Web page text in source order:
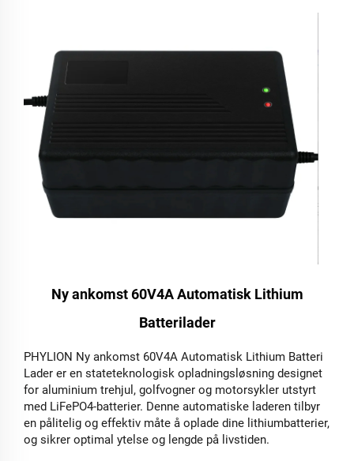
Ny ankomst 60V4A Automatisk Lithium
Batterilader
PHYLION Ny ankomst 60V4A Automatisk Lithium Batteri
Lader er en stateteknologisk opladningsløsning designet
for aluminium trehjul, golfvogner og motorsykler utstyrt
med LiFePO4-batterier. Denne automatiske laderen tilbyr
en pålitelig og effektiv måte å oplade dine lithiumbatterier,
og sikrer optimal ytelse og lengde på livstiden.